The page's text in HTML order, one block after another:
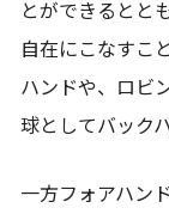
とができるとと
自在にこなすこ
ハンドや、ロビ
球としてバック
一方フォアハン